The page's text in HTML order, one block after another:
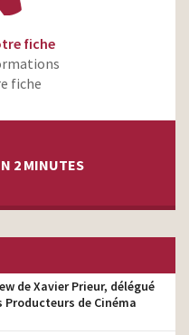
fiche
fiche
2 MINUTES
de Xavier Prieur, délégué
Producteurs de Cinéma